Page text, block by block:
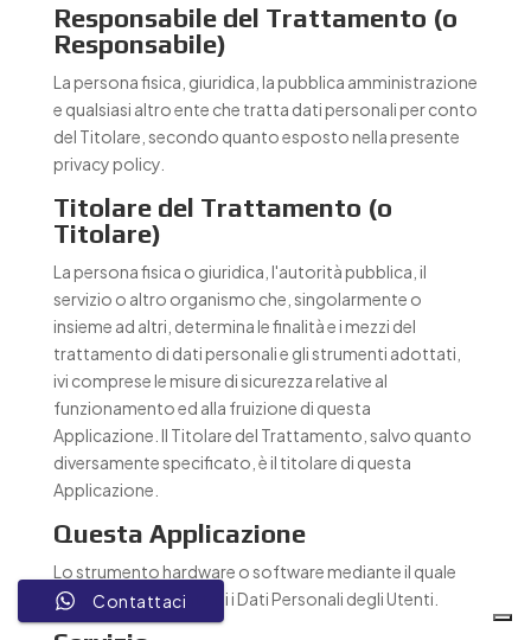
Responsabile del Trattamento (o
Responsabile)
La persona fisica, giuridica, la pubblica amministrazione
e qualsiasi altro ente che tratta dati personali per conto
del Titolare, secondo quanto esposto nella presente
privacy policy.
Titolare del Trattamento (o
Titolare)
La persona fisica o giuridica, l'autorità pubblica, il
servizio o altro organismo che, singolarmente o
insieme ad altri, determina le finalità e i mezzi del
trattamento di dati personali e gli strumenti adottati,
ivi comprese le misure di sicurezza relative al
funzionamento ed alla fruizione di questa
Applicazione. Il Titolare del Trattamento, salvo quanto
diversamente specificato, è il titolare di questa
Applicazione.
Questa Applicazione
Lo strumento hardware o software mediante il quale
sono raccolti e trattati i Dati Personali degli Utenti.
Contattaci